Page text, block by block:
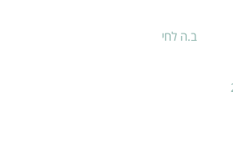
ב.ה לחי